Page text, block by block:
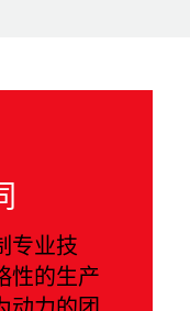
专业技
性的生产